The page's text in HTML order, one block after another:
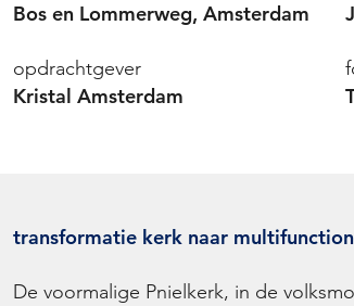
Bos en Lommerweg, Amsterdam
opdrachtgever
Kristal Amsterdam
transformatie kerk naar
De voormalige Pnielkerk, in de